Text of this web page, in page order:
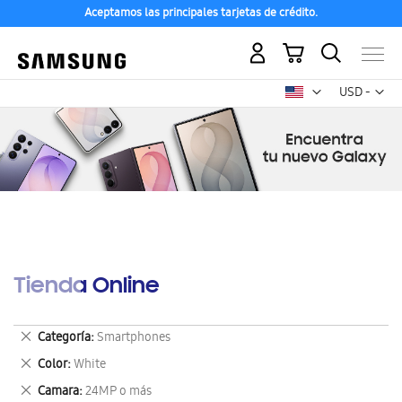
Aceptamos las principales tarjetas de crédito.
USD -
dólar
Mi carrito
Tienda Online
Categoría Smartphones
Eliminar
este
artículo
Color White
Eliminar
este
Camara 24MP o más
Eliminar